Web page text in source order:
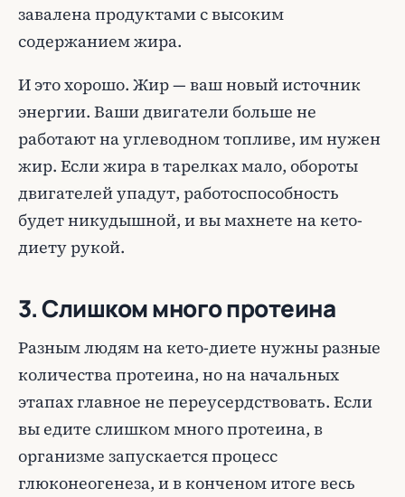
завалена продуктами с высоким
содержанием жира.
И это хорошо. Жир — ваш новый источник
энергии. Ваши двигатели больше не
работают на углеводном топливе, им нужен
жир. Если жира в тарелках мало, обороты
двигателей упадут, работоспособность
будет никудышной, и вы махнете на кето-
диету рукой.
3. Слишком много протеина
Разным людям на кето-диете нужны разные
количества протеина, но на начальных
этапах главное не переусердствовать. Если
вы едите слишком много протеина, в
организме запускается процесс
глюконеогенеза, и в конченом итоге весь